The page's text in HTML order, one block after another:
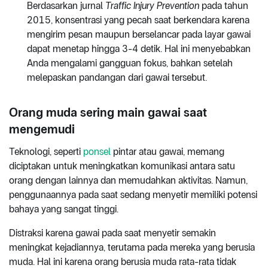
Berdasarkan jurnal Traffic Injury Prevention pada tahun
2015, konsentrasi yang pecah saat berkendara karena
mengirim pesan maupun berselancar pada layar gawai
dapat menetap hingga 3-4 detik. Hal ini menyebabkan
Anda mengalami gangguan fokus, bahkan setelah
melepaskan pandangan dari gawai tersebut.
Orang muda sering main gawai saat
mengemudi
Teknologi, seperti ponsel pintar atau gawai, memang
diciptakan untuk meningkatkan komunikasi antara satu
orang dengan lainnya dan memudahkan aktivitas. Namun,
penggunaannya pada saat sedang menyetir memiliki potensi
bahaya yang sangat tinggi.
Distraksi karena gawai pada saat menyetir semakin
meningkat kejadiannya, terutama pada mereka yang berusia
muda. Hal ini karena orang berusia muda rata-rata tidak